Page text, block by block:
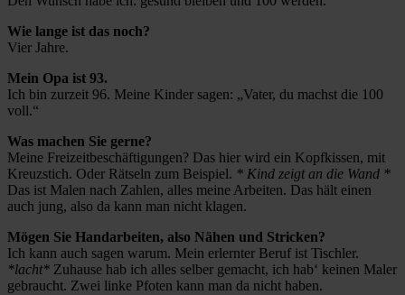
Wie lange ist das noch?
Vier Jahre.
Mein Opa ist 93.
Ich bin zurzeit 96. Meine Kinder sagen: „Vater, du machst die 100
voll.“
Was machen Sie gerne?
Meine Freizeitbeschäftigungen? Das hier wird ein Kopfkissen, mit
Kreuzstich. Oder Rätseln zum Beispiel. * Kind zeigt an die Wand *
Das ist Malen nach Zahlen, alles meine Arbeiten. Das hält einen
auch jung, also da kann man nicht klagen.
Mögen Sie Handarbeiten, also Nähen und Stricken?
Ich kann auch sagen warum. Mein erlernter Beruf ist Tischler.
*lacht* Zuhause hab ich alles selber gemacht, ich hab‘ keinen Maler
gebraucht. Zwei linke Pfoten kann man da nicht haben.